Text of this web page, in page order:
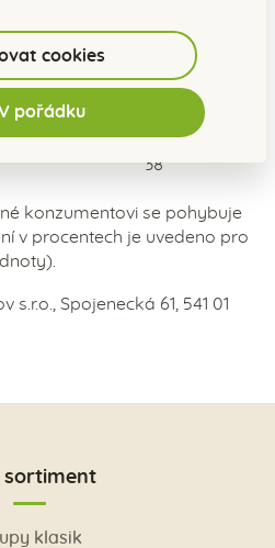
2,4
2,7
38
konzumentovi se pohybuje
v procentech je uvedeno pro
s.r.o., Spojenecká 61, 541 01
sortiment
klasik
cookies
pořádku